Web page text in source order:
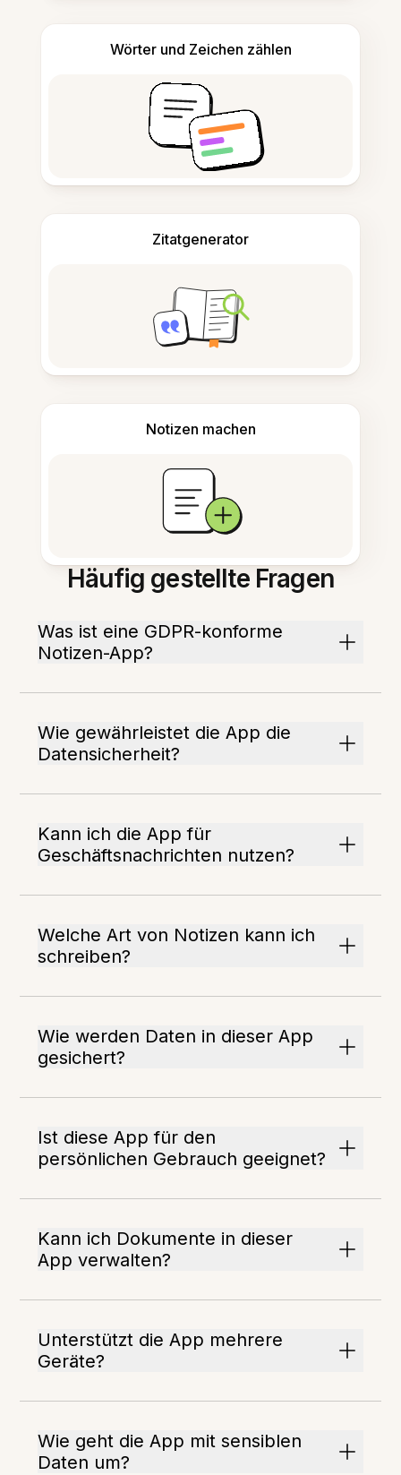
Wörter und Zeichen zählen
Zitatgenerator
Notizen machen
Häufig gestellte Fragen
Was ist eine GDPR-konforme
Notizen-App?
Wie gewährleistet die App die
Datensicherheit?
Kann ich die App für
Geschäftsnachrichten nutzen?
Welche Art von Notizen kann ich
schreiben?
Wie werden Daten in dieser App
gesichert?
Ist diese App für den
persönlichen Gebrauch geeignet?
Kann ich Dokumente in dieser
App verwalten?
Unterstützt die App mehrere
Geräte?
Wie geht die App mit sensiblen
Daten um?